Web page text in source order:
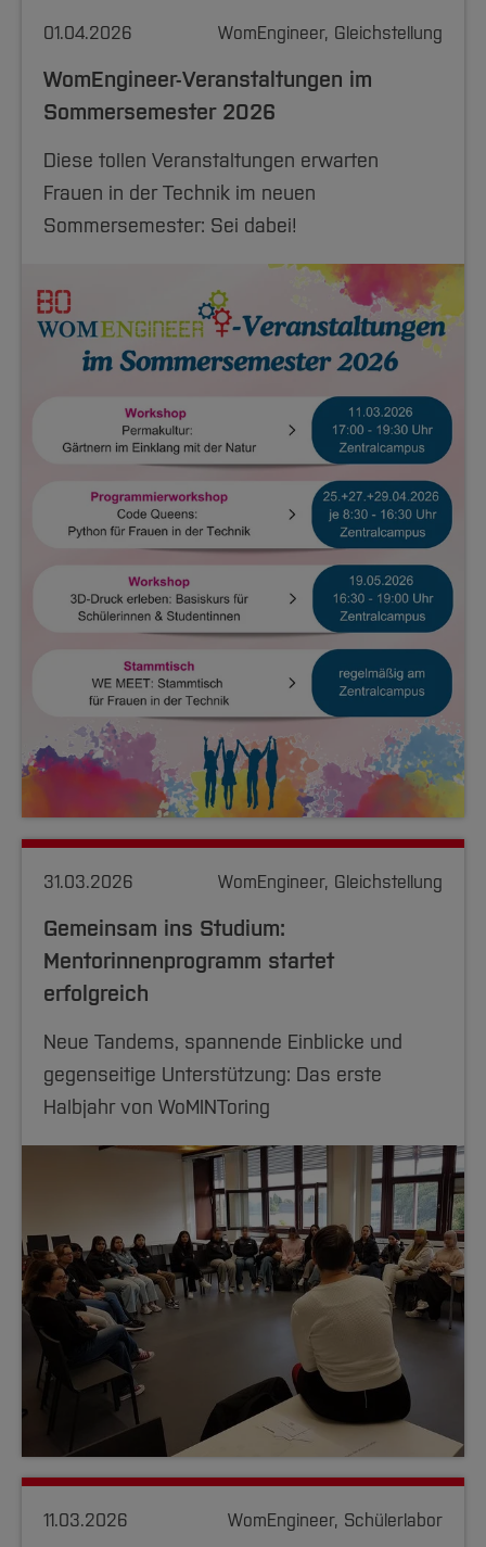
01.04.2026 WomEngineer, Gleichstellung
WomEngineer-Veranstaltungen im
Sommersemester 2026
Diese tollen Veranstaltungen erwarten
Frauen in der Technik im neuen
Sommersemester: Sei dabei!
31.03.2026 WomEngineer, Gleichstellung
Gemeinsam ins Studium:
Mentorinnenprogramm startet
erfolgreich
Neue Tandems, spannende Einblicke und
gegenseitige Unterstützung: Das erste
Halbjahr von WoMINToring
11.03.2026 WomEngineer, Schülerlabor